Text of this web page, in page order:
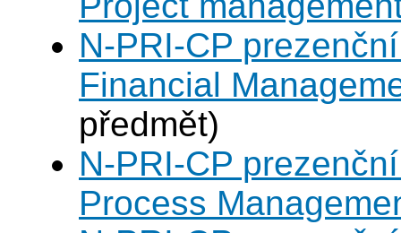
N-PRI-CP
Financial
předmět)
N-PRI-CP
Process